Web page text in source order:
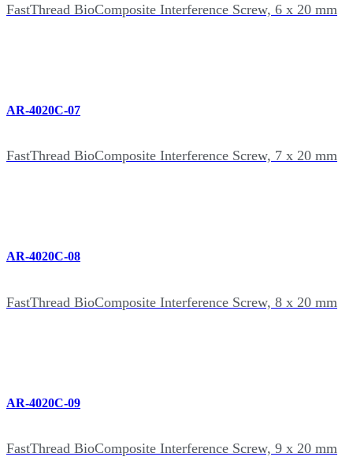
FastThread BioComposite Interference Screw, 6 x 20 mm
AR-4020C-07
FastThread BioComposite Interference Screw, 7 x 20 mm
AR-4020C-08
FastThread BioComposite Interference Screw, 8 x 20 mm
AR-4020C-09
FastThread BioComposite Interference Screw, 9 x 20 mm